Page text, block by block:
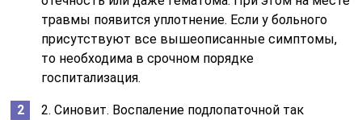
травмы появится уплотнение. Если у больного
присутствуют все вышеописанные симптомы,
то необходима в срочном порядке
госпитализация.
2. Синовит. Воспаление подлопаточной так